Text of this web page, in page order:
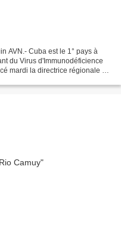
AVN.- Cuba est le 1° pays à
du Virus d'Immunodéficience
mardi la directrice régionale de